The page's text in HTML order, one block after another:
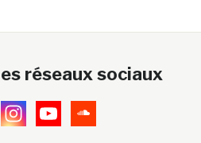
réseaux sociaux